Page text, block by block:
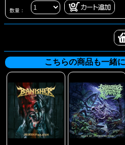
数量：
こちらの商品も一緒